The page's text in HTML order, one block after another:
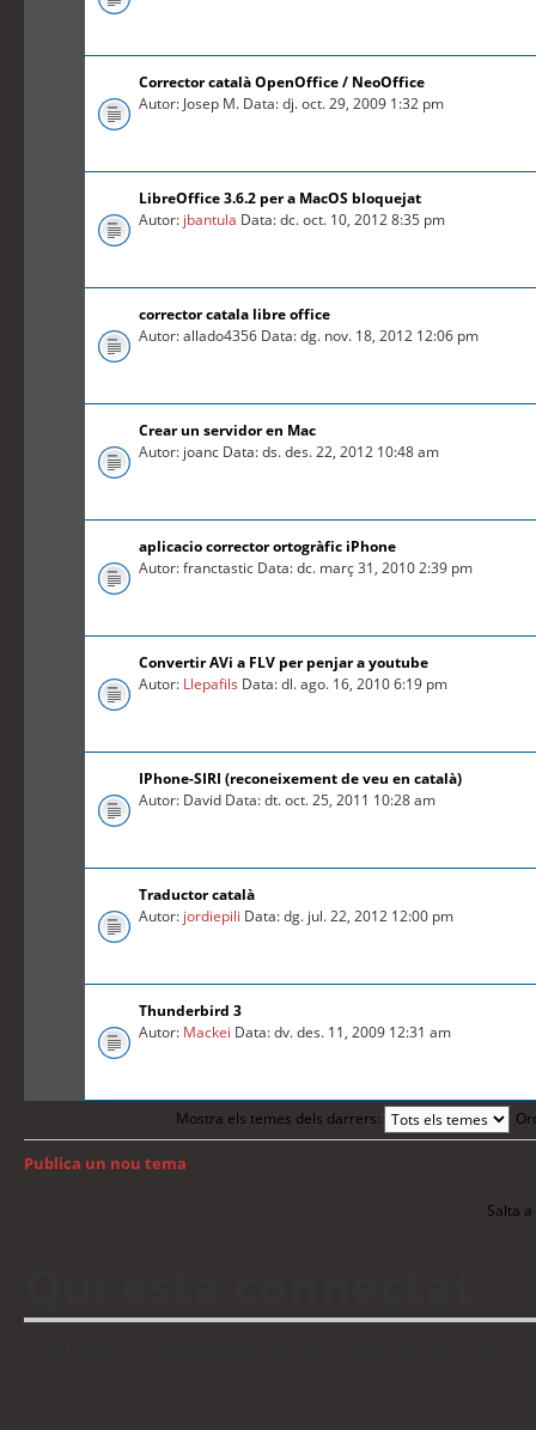
Corrector català OpenOffice / NeoOffice
Autor: Josep M. Data: dj. oct. 29, 2009 1:32 pm
LibreOffice 3.6.2 per a MacOS bloquejat
Autor: jbantula Data: dc. oct. 10, 2012 8:35 pm
corrector catala libre office
Autor: allado4356 Data: dg. nov. 18, 2012 12:06 pm
Crear un servidor en Mac
Autor: joanc Data: ds. des. 22, 2012 10:48 am
aplicacio corrector ortogràfic iPhone
Autor: franctastic Data: dc. març 31, 2010 2:39 pm
Convertir AVi a FLV per penjar a youtube
Autor: Llepafils Data: dl. ago. 16, 2010 6:19 pm
IPhone-SIRI (reconeixement de veu en català)
Autor: David Data: dt. oct. 25, 2011 10:28 am
Traductor català
Autor: jordiepili Data: dg. jul. 22, 2012 12:00 pm
Thunderbird 3
Autor: Mackei Data: dv. des. 11, 2009 12:31 am
Mostra els temes dels darrers:
Publica un nou tema
Salta a